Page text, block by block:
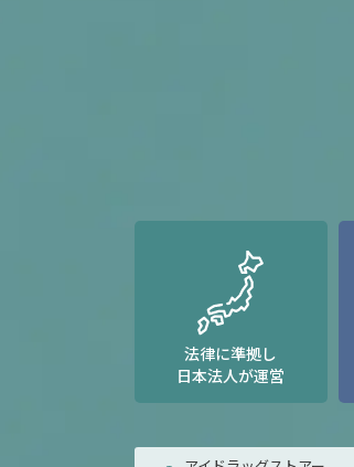
法律に準拠し
日本法人が運営